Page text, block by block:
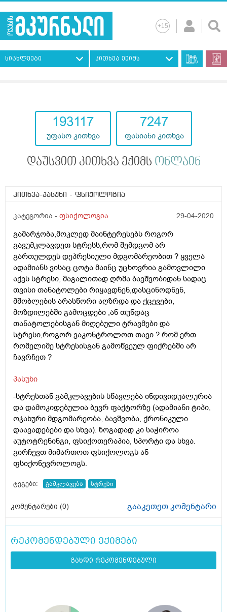
სიახლეები კითხვა ექიმს
193117
უფასო კითხვა
7247
ფასიანი კითხვა
დაუსვით კითხვა ექიმს ონლაინ
კითხვა-პასუხი - ფსიქოლოგია
კატეგორია - ფსიქოლოგია 29-04-2020
გამარჯობა,მოკლედ მაინტერესებს როგორ
გავუმკლავდეთ სტრესს,რომ შემდგომ არ
გართულდეს დეპრესიული მდგომარეობით ? ყველა
ადამიანს ვისაც ცოტა მაინც უცხოვრია გამოვლილი
აქვს სტრესი, მაგალითად ღრმა ბავშვობიდან სადაც
თვისი თანატოლები რიყავდნენ,დასცინოდნენ,
მშობლების არასწორი აღზრდა და ქცევები,
მოზდილებში გამოცდები ,ან თუნდაც
თანატოლებისგან მიღებული ტრავმები და
სტრესი,როგორ ვაკონტროლოთ თავი ? რომ ერთ
რომელიმე სტრესისგან გამოწვეულ ფიქრებში არ
ჩავრჩეთ ?
პასუხი
-სტრესთან გამკლავების სწავლება ინდივიდუალურია
და დამოკიდებულია ბევრ ფაქტორზე (ადამიანი ტიპი,
ოჯახური მდგომარეობა, ბავშვობა, ქრონიკული
დაავადებები და სხვა). ზოგადად კი საჭიროა
აუტოტრენინგი, ფსიქოთერაპია, სპორტი და სხვა.
გირჩევთ მიმართოთ ფსიქოლოგს ან
ფსიქონევროლოგს.
ტეგები: გამკლავება სტრესი
კომენტარები (0) გააკეთეთ კომენტარი
რეკომენდებული ექიმები
გახდი რეკომენდებული